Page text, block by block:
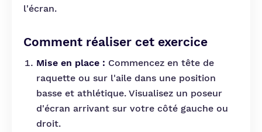
l'écran.
Comment réaliser cet exercice
Mise en place : Commencez en tête de
raquette ou sur l'aile dans une position
basse et athlétique. Visualisez un poseur
d'écran arrivant sur votre côté gauche ou
droit.